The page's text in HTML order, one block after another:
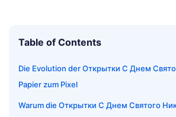
Table of Contents
Die Evolution der Открытки С Днем
Papier zum Pixel
Warum die Открытки С Днем Святого